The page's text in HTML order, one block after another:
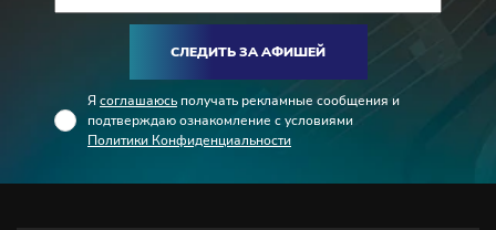
СЛЕДИТЬ ЗА АФИШЕЙ
Я соглашаюсь получать рекламные сообщения и
подтверждаю ознакомление с условиями
Политики Конфиденциальности